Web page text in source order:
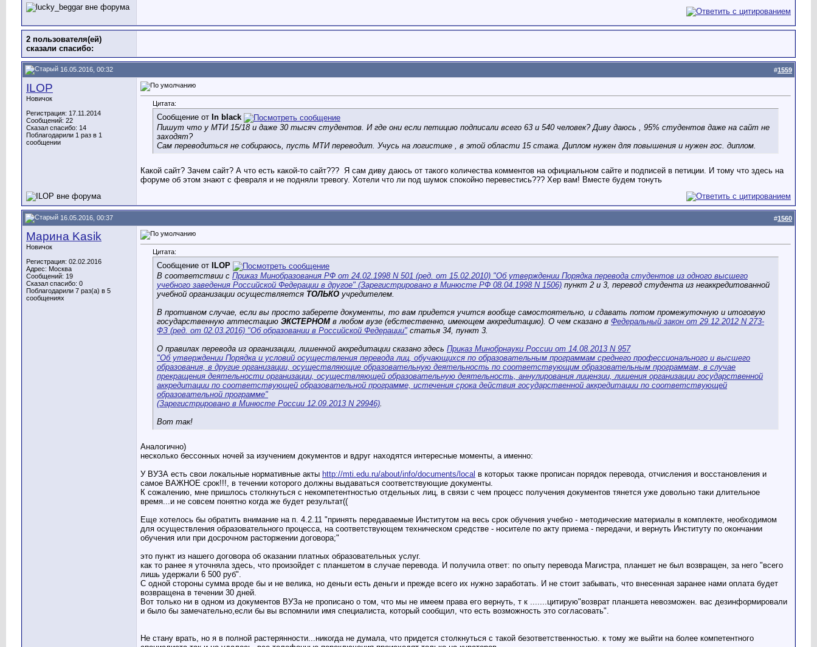
2 пользователя(ей)
сказали cпасибо:
16.05.2016, 00:32 #1559
ILOP
Новичок
Регистрация: 17.11.2014
Сообщений: 22
Сказал спасибо: 14
Поблагодарили 1 раз в 1
сообщении
Цитата:
Сообщение от In black
Пишут что у МТИ 15/18 и даже 30 тысяч студентов. И где они если петицию подписали всего 63 и 540 человек? Диву даюсь , 95% студентов даже на сайт не
заходят?
Сам переводиться не собираюсь, пусть МТИ переводит. Учусь на логистике , в этой области 15 стажа. Диплом нужен для повышения и нужен гос. диплом.
Какой сайт? Зачем сайт? А что есть какой-то сайт??? Я сам диву даюсь от такого количества комментов на официальном сайте и подписей в петиции. И тому что здесь на
форуме об этом знают с февраля и не подняли тревогу. Хотели что ли под шумок спокойно перевестись??? Хер вам! Вместе будем тонуть
16.05.2016, 00:37 #1560
Марина Kasik
Новичок
Регистрация: 02.02.2016
Адрес: Москва
Сообщений: 19
Сказал спасибо: 0
Поблагодарили 7 раз(а) в 5
сообщениях
Цитата:
Сообщение от
ILOP
В соответствии с Приказ Минобразования РФ от 24.02.1998 N 501 (ред. от 15.02.2010) "Об утверждении Порядка перевода студентов из одного высшего
учебного заведения Российской Федерации в другое" (Зарегистрировано в Минюсте РФ 08.04.1998 N 1506) пункт 2 и 3, перевод студента из неаккредитованной
учебной организации осуществляется ТОЛЬКО учредителем.
В противном случае, если вы просто заберете документы, то вам придется учится вообще самостоятельно, и сдавать потом промежуточную и итоговую
государственную аттестацию ЭКСТЕРНОМ в любом вузе (ебстественно, имеющем аккредитацию). О чем сказано в Федеральный закон от 29.12.2012 N 273-
ФЗ (ред. от 02.03.2016) "Об образовании в Российской Федерации" статья 34, пункт 3.
О правилах перевода из организации, лишенной аккредитации сказано здесь Приказ Минобрнауки России от 14.08.2013 N 957
"Об утверждении Порядка и условий осуществления перевода лиц, обучающихся по образовательным программам среднего профессионального и высшего
образования, в другие организации, осуществляющие образовательную деятельность по соответствующим образовательным программам, в случае
прекращения деятельности организации, осуществляющей образовательную деятельность, аннулирования лицензии, лишения организации государственной
аккредитации по соответствующей образовательной программе, истечения срока действия государственной аккредитации по соответствующей
образовательной программе"
(Зарегистрировано в Минюсте России 12.09.2013 N 29946)
Вот так!
Аналогично)
несколько бессонных ночей за изучением документов и вдруг находятся интересные моменты, а именно:
У ВУЗА есть свои локальные нормативные акты http://mti.edu.ru/about/info/documents/local в которых также прописан порядок перевода, отчисления и восстановления и
самое ВАЖНОЕ срок!!!, в течении которого должны выдаваться соответствующие документы.
К сожалению, мне пришлось столкнуться с некомпетентностью отдельных лиц, в связи с чем процесс получения документов тянется уже довольно таки длительное
время...и не совсем понятно когда же будет результат((
Еще хотелось бы обратить внимание на п. 4.2.11 "принять передаваемые Институтом на весь срок обучения учебно - методические материалы в комплекте, необходимом
для осуществления образовательного процесса, на соответствующем техническом средстве - носителе по акту приема - передачи, и вернуть Институту по окончании
обучения или при досрочном расторжении договора;"
это пункт из нашего договора об оказании платных образовательных услуг.
как то ранее я уточняла здесь, что произойдет с планшетом в случае перевода. И получила ответ: по опыту перевода Магистра, планшет не был возвращен, за него "всего
лишь удержали 6 500 руб".
С одной стороны сумма вроде бы и не велика, но деньги есть деньги и прежде всего их нужно заработать. И не стоит забывать, что внесенная заранее нами оплата будет
возвращена в течении 30 дней.
Вот только ни в одном из документов ВУЗа не прописано о том, что мы не имеем права его вернуть, т к .......цитирую"возврат планшета невозможен. вас дезинформировали
и было бы замечательно,если бы вы вспомнили имя специалиста, который сообщил, что есть возможность это согласовать".
Не стану врать, но я в полной растерянности...никогда не думала, что придется столкнуться с такой безответственностью. к тому же выйти на более компетентного